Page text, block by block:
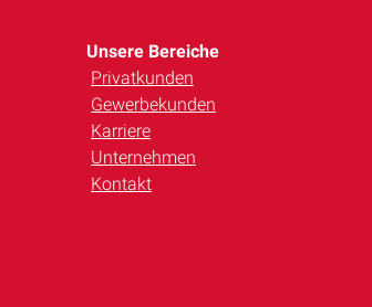
Unsere Bereiche
Privatkunden
Gewerbekunden
Karriere
Unternehmen
Kontakt